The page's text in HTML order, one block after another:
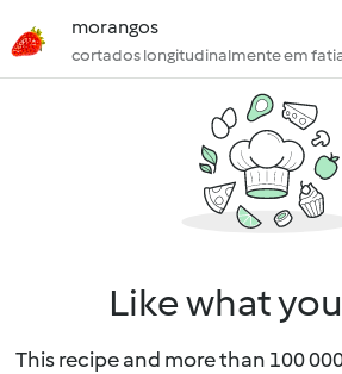
morangos
cortados longitudinalmente em
Like what
This recipe and more than 100